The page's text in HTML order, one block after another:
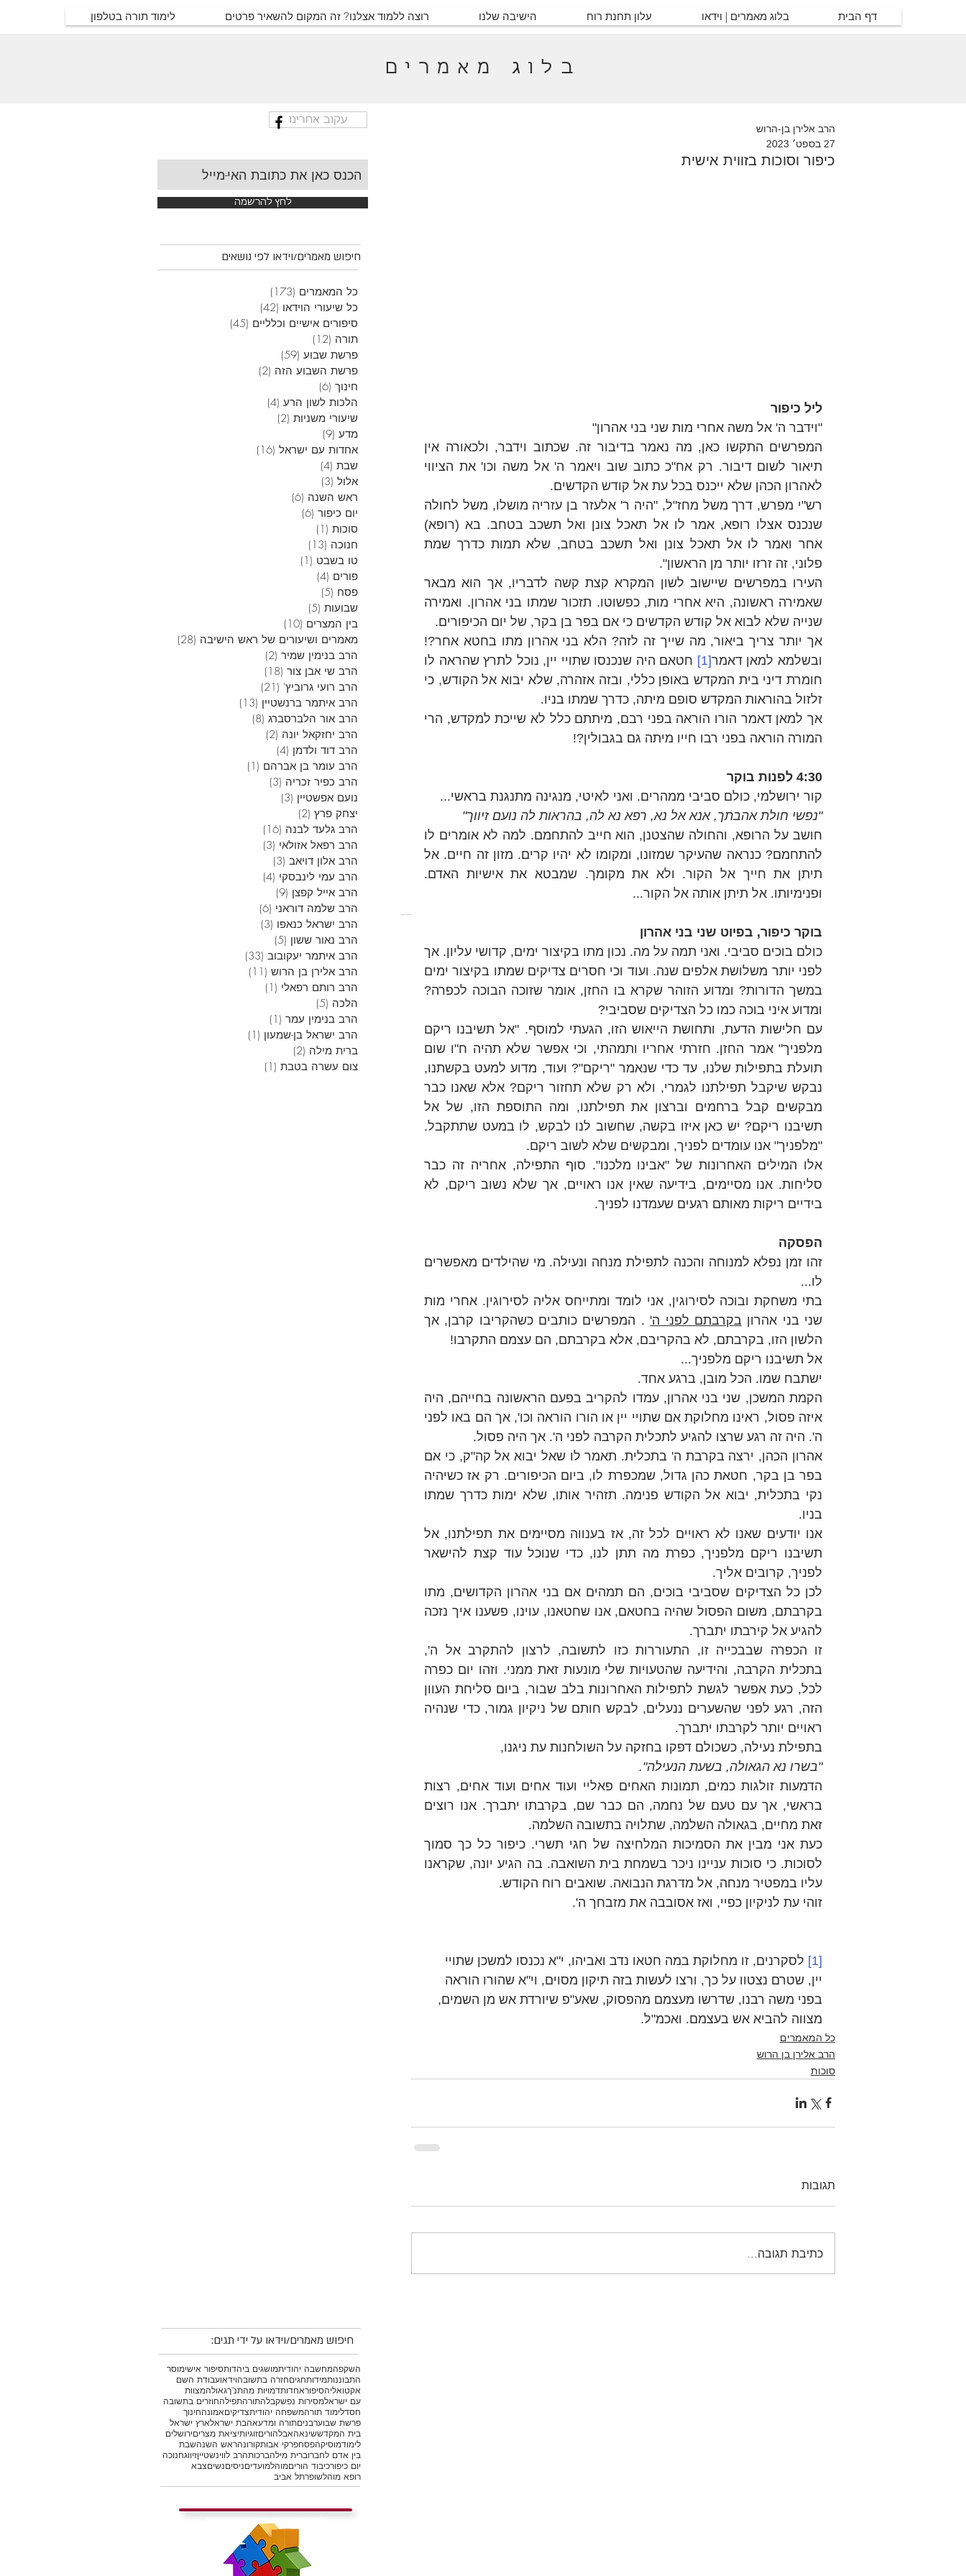
דף הבית בלוג מאמרים | וידאו עלון תחנת רוח הישיבה שלנו רוצה ללמוד אצלנו? זה המקום להשאיר פרטים לימוד תורה בטלפון
בלוג מאמרים
עקוב אחרינו
לחץ להרשמה
חיפוש מאמרים/וידאו לפי נושאים
כל המאמרים (173)
כל שיעורי הוידאו (42)
סיפורים אישיים וכלליים (45)
תורה (12)
פרשת שבוע (59)
פרשת השבוע הזה (2)
חינוך (6)
הלכות לשון הרע (4)
שיעורי משניות (2)
מדע (9)
אחדות עם ישראל (16)
שבת (4)
אלול (3)
ראש השנה (6)
יום כיפור (6)
סוכות (1)
חנוכה (13)
טו בשבט (1)
פורים (4)
פסח (5)
שבועות (5)
בין המצרים (10)
מאמרים ושיעורים של ראש הישיבה (28)
הרב בנימין שמיר (2)
הרב שי אבן צור (18)
הרב רועי גרוביץ' (21)
הרב איתמר ברנשטיין (13)
הרב אור הלברסברג (8)
הרב יחזקאל יונה (2)
הרב דוד ולדמן (4)
הרב עומר בן אברהם (1)
הרב כפיר זכריה (3)
נועם אפשטיין (3)
יצחק פרץ (2)
הרב גלעד לבנה (16)
הרב רפאל אזולאי (3)
הרב אלון דויאב (3)
הרב עמי לינבסקי (4)
הרב אייל קפצן (9)
הרב שלמה דוראני (6)
הרב ישראל כנאפו (3)
הרב נאור ששון (5)
הרב איתמר יעקובוב (33)
הרב אלירן בן הרוש (11)
הרב רותם רפאלי (1)
הלכה (5)
הרב בנימין עמר (1)
הרב ישראל בן-שמעון (1)
ברית מילה (2)
צום עשרה בטבת (1)
כיפור וסוכות בזווית אישית
הרב אלירן בן-הרוש
27 בספט׳ 2023
ליל כיפור
"וידבר ה' אל משה אחרי מות שני בני אהרון"
לאהרון הכהן שלא ייכנס בכל עת אל קודש הקדשים.
פלוני, זה זרזו יותר מן הראשון".
שנייה שלא לבוא אל קודש הקדשים כי אם בפר בן בקר, של יום הכיפורים.
ובשלמא למאן דאמר[1]
זלזול בהוראות המקדש סופם מיתה, כדרך שמתו בניו.
המורה הוראה בפני רבו חייו מיתה גם בגבולין?!
4:30 לפנות בוקר
קור ירושלמי, כולם סביבי ממהרים. ואני לאיטי, מנגינה מתנגנת בראשי...
"נפשי חולת אהבתך, אנא אל נא, רפא נא לה, בהראות לה נועם זיווך"
ופנימיותו. אל תיתן אותה אל הקור...
בוקר כיפור, בפיוט שני בני אהרון
ומדוע איני בוכה כמו כל הצדיקים שסביבי?
"מלפניך" אנו עומדים לפניך, ומבקשים שלא לשוב ריקם.
בידיים ריקות מאותם רגעים שעמדנו לפניך.
הפסקה
לו...
שני בני אהרון בקרבתם לפני ה'
הלשון הזו, בקרבתם, לא בהקריבם, אלא בקרבתם, הם עצמם התקרבו!
אל תשיבנו ריקם מלפניך...
ישתבח שמו. הכל מובן, ברגע אחד.
ה'. היה זה רגע שרצו להגיע לתכלית הקרבה לפני ה'. אך היה פסול.
בניו.
לפניך, קרובים אליך.
להגיע אל קירבתו יתברך.
ראויים יותר לקרבתו יתברך.
בתפילת נעילה, כשכולם דפקו בחזקה על השולחנות עת ניגנו,
"בשרו נא הגאולה, בשעת הנעילה".
זאת מחיים, בגאולה השלמה, שתלויה בתשובה השלמה.
עליו במפטיר מנחה, אל מדרגת הנבואה. שואבים רוח הקודש.
זוהי עת לניקיון כפיי, ואז אסובבה את מזבחך ה'.
[1]
לסקרנים, זו מחלוקת במה חטאו נדב ואביהו, י"א נכנסו למשכן שתויי
יין, שטרם נצטוו על כך, ורצו לעשות בזה תיקון מסוים, וי"א שהורו הוראה
בפני משה רבנו, שדרשו מעצמם מהפסוק, שאע"פ שיורדת אש מן השמים,
מצווה להביא אש בעצמם. ואכמ"ל.
כל המאמרים
הרב אלירן בן הרוש
סוכות
תגובות
כתיבת תגובה...
חיפוש מאמרים/וידאו על ידי תגים:
השקפהמחשבה יהודיתמושגים ביהדותסיפור אישימוסר
התבוננותמידותחגיםחזרה בתשובהוידאועבודת השם
אקטואליהסיפוראחדותדמויות מהתנ"ךגאולהמצוות
עם ישראלמסירות נפשקבלהתורהתפילהחוזרים בתשובה
חסדלימוד תורהמשפחה יהודיתצדיקיםאמונהחינוך
פרשת שבוערבניםתורה ומדעאהבת ישראלארץ ישראל
בית המקדששינאהאבלהוריםזוגיותיציאת מצריםירושלים
לימודמוסיקהפסחפרקי אבותקורונהראש השנהשבת
בין אדם לחברוברית מילהברכותהרב לווינשטייןזיווגחנוכה
יום כיפורכיבוד הוריםמוהלמועדיםניסיםנשיםצבא
רופא מוהלשופרתל אביב